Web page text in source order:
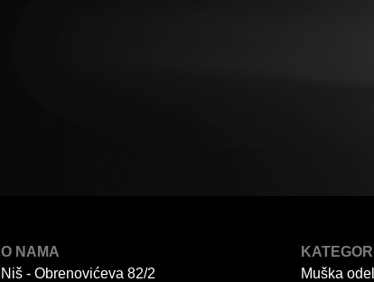
O NAMA
Niš - Obrenovićeva 82/2
Muška